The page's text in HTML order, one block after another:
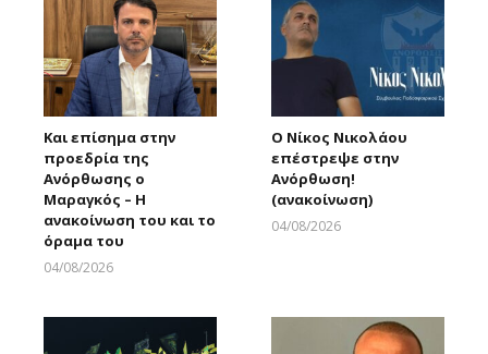
Και επίσημα στην
προεδρία της
Ανόρθωσης ο
Μαραγκός – Η
ανακοίνωση του και το
όραμα του
04/08/2026
Ο Νίκος Νικολάου
επέστρεψε στην
Ανόρθωση!
(ανακοίνωση)
04/08/2026